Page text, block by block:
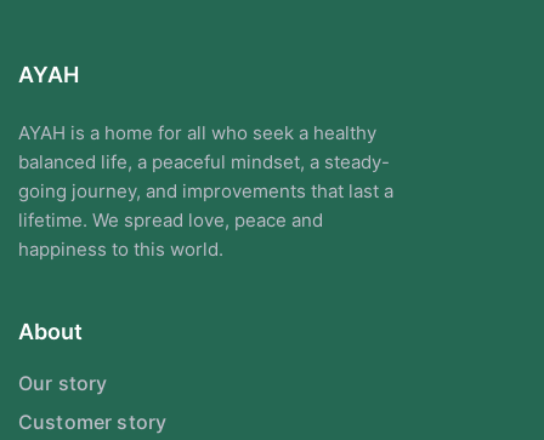
AYAH
AYAH is a home for all who seek a healthy
balanced life, a peaceful mindset, a steady-
going journey, and improvements that last a
lifetime. We spread love, peace and
happiness to this world.
About
Our story
Customer story